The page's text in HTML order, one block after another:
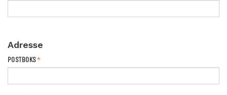
Adresse
POSTBOKS*